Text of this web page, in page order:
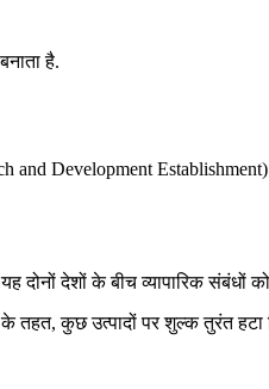
है.
Development
देशों के बीच व्यापारिक संबंधों
कुछ उत्पादों पर शुल्क तुरंत हटा